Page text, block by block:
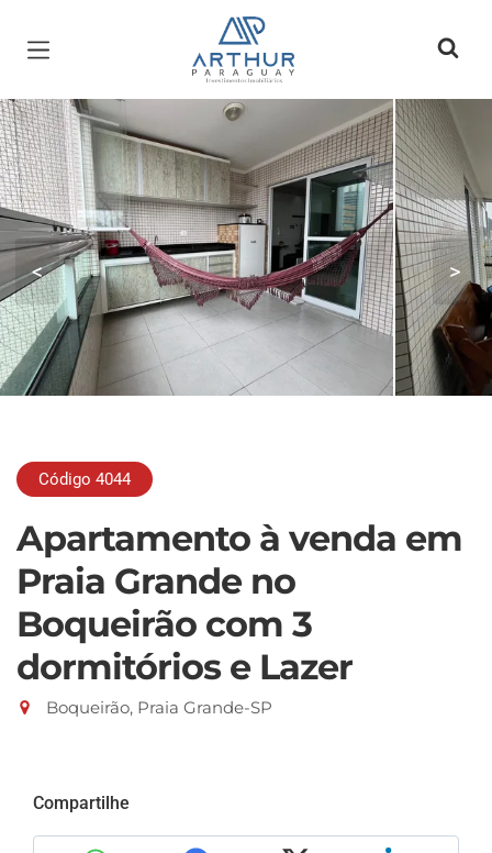
Página inicial
< >
Código 4044
Apartamento à venda em
Praia Grande no
Boqueirão com 3
dormitórios e Lazer
Boqueirão, Praia Grande-SP
Compartilhe